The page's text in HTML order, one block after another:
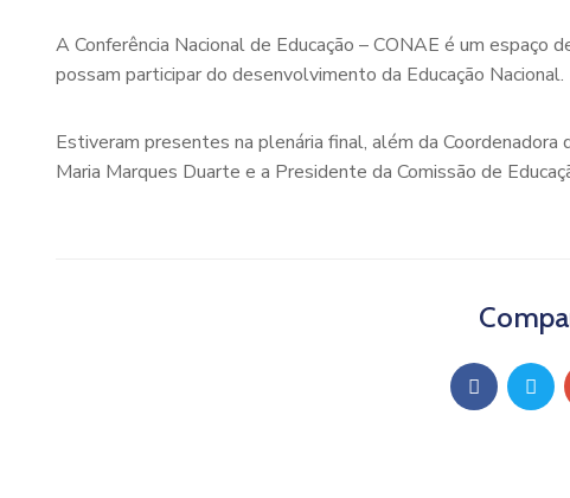
A Conferência Nacional de Educação – CONAE é um
possam participar do desenvolvimento da Educação Nacional.
Estiveram presentes na plenária final, além da
Maria Marques Duarte e a Presidente da Comissão de